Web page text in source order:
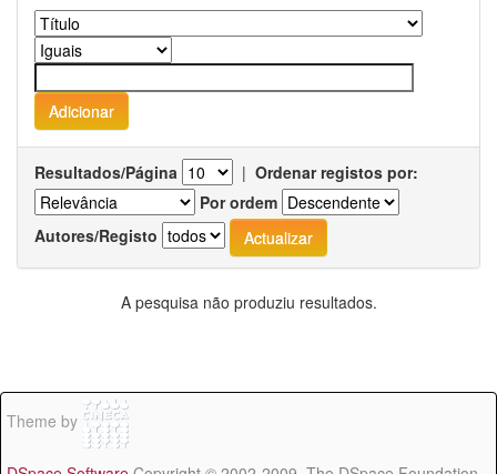
Resultados/Página | Ordenar registos por:
Por ordem
Autores/Registo
A pesquisa não produziu resultados.
Theme by